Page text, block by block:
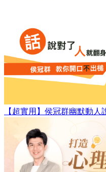
【超實用】侯冠群幽默動人